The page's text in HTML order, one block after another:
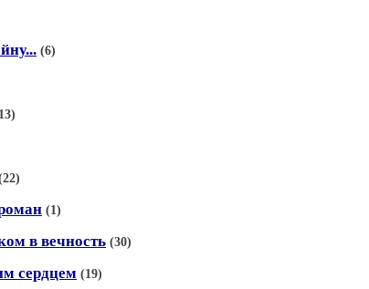
(6)
(1)
в вечность (30)
сердцем (19)